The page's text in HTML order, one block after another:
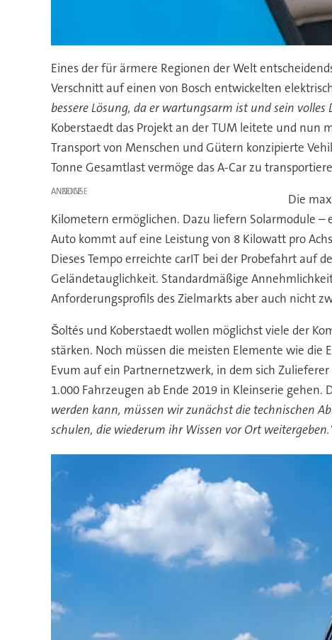
Eines der für ärmere Regionen der Welt
Verschnitt auf einen von Bosch entwickelten
bessere Lösung, da er wartungsarm ist und sein
Koberstaedt das Projekt an der TUM leitete und nun
Transport von Menschen und Gütern konzipierte
Tonne Gesamtlast vermöge das A-Car zu
ANZEIGE
Die
Kilometern ermöglichen. Dazu liefern Solarmodule –
Auto kommt auf eine Leistung von 8 Kilowatt pro
Dieses Tempo erreichte carIT bei der Probefahrt auf
Geländetauglichkeit. Standardmäßige
Anforderungsprofils des Zielmarkts aber auch nicht
Šoltés und Koberstaedt wollen möglichst viele der
stärken. Noch müssen die meisten Elemente wie
Evum auf ein Partnernetzwerk, in dem sich
1.000 Fahrzeugen ab Ende 2019 in Kleinserie
werden kann, müssen wir zunächst die technischen
schulen, die wiederum ihr Wissen vor Ort